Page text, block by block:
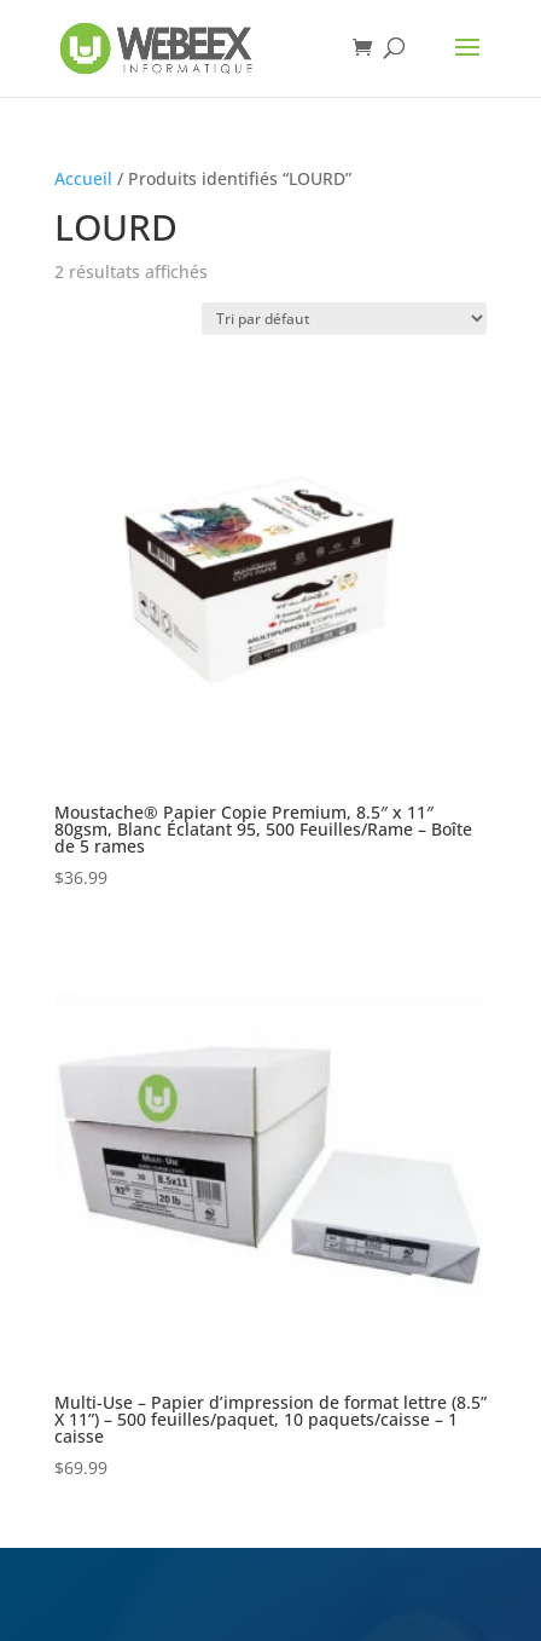
Accueil / Produits identifiés “LOURD”
LOURD
2 résultats affichés
Moustache® Papier Copie Premium, 8.5″ x 11″
80gsm, Blanc Éclatant 95, 500 Feuilles/Rame – Boîte
de 5 rames
$36.99
Multi-Use – Papier d’impression de format lettre (8.5”
X 11”) – 500 feuilles/paquet, 10 paquets/caisse – 1
caisse
$69.99